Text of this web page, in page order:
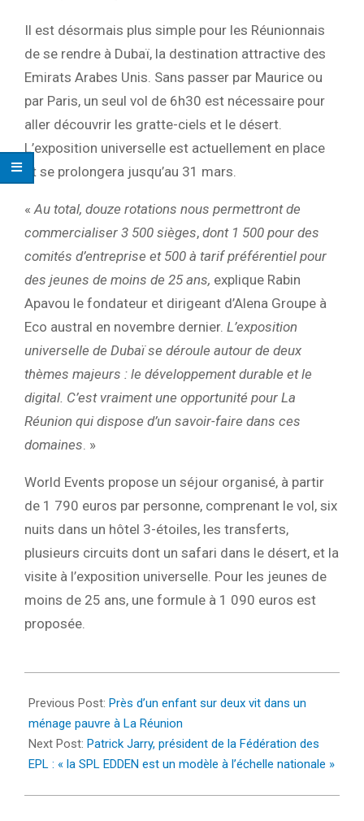
Il est désormais plus simple pour les Réunionnais
de se rendre à Dubaï, la destination attractive des
Emirats Arabes Unis. Sans passer par Maurice ou
par Paris, un seul vol de 6h30 est nécessaire pour
aller découvrir les gratte-ciels et le désert.
L’exposition universelle est actuellement en place
et se prolongera jusqu’au 31 mars.
« Au total, douze rotations nous permettront de
commercialiser 3 500 sièges, dont 1 500 pour des
comités d’entreprise et 500 à tarif préférentiel pour
des jeunes de moins de 25 ans, explique Rabin
Apavou le fondateur et dirigeant d’Alena Groupe à
Eco austral en novembre dernier. L’exposition
universelle de Dubaï se déroule autour de deux
thèmes majeurs : le développement durable et le
digital. C’est vraiment une opportunité pour La
Réunion qui dispose d’un savoir-faire dans ces
domaines . »
World Events propose un séjour organisé, à partir
de 1 790 euros par personne, comprenant le vol, six
nuits dans un hôtel 3-étoiles, les transferts,
plusieurs circuits dont un safari dans le désert, et la
visite à l’exposition universelle. Pour les jeunes de
moins de 25 ans, une formule à 1 090 euros est
proposée.
01-
27
Previous Post: Près d’un enfant sur deux vit dans un
ménage pauvre à La Réunion
Next Post: Patrick Jarry, président de la Fédération des
EPL : « la SPL EDDEN est un modèle à l’échelle nationale »